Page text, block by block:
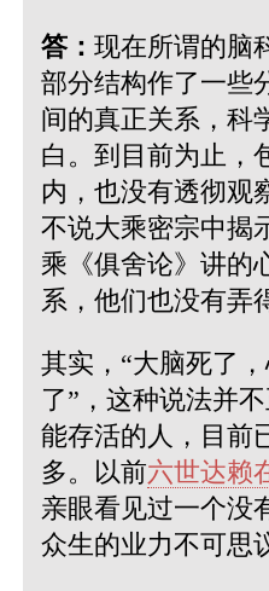
答： 现在所谓的脑
部分结构作了一些
间的真正关系，科
白。到目前为止，
内，也没有透彻观
不说大乘密宗中揭
乘《俱舍论》讲的
系，他们也没有弄
其实，“大脑死了
了”，这种说法并
能存活的人，目前
多。以前六世达赖
亲眼看见过一个没
众生的业力不可思